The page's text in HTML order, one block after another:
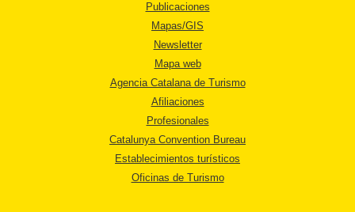
Publicaciones
Mapas/GIS
Newsletter
Mapa web
Agencia Catalana de Turismo
Afiliaciones
Profesionales
Catalunya Convention Bureau
Establecimientos turísticos
Oficinas de Turismo